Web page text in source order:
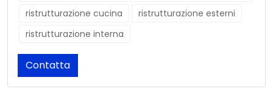
ristrutturazione cucina
ristrutturazione esterni
ristrutturazione interna
Contatta